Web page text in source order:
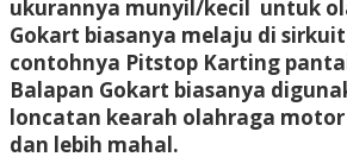
ukurannya munyil/kecil untuk
Gokart biasanya melaju di
contohnya Pitstop Karting
Balapan Gokart biasanya
loncatan kearah olahraga
dan lebih mahal.